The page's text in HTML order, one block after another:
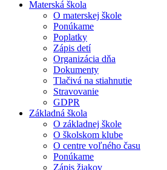
Materská škola
O materskej škole
Ponúkame
Poplatky
Zápis detí
Organizácia dňa
Dokumenty
Tlačivá na stiahnutie
Stravovanie
GDPR
Základná škola
O základnej škole
O školskom klube
O centre voľného času
Ponúkame
Zápis žiakov